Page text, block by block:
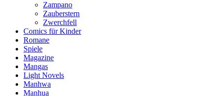
Zampano
Zauberstern
Zwerchfell
Comics für Kinder
Romane
Spiele
Magazine
Mangas
Light Novels
Manhwa
Manhua